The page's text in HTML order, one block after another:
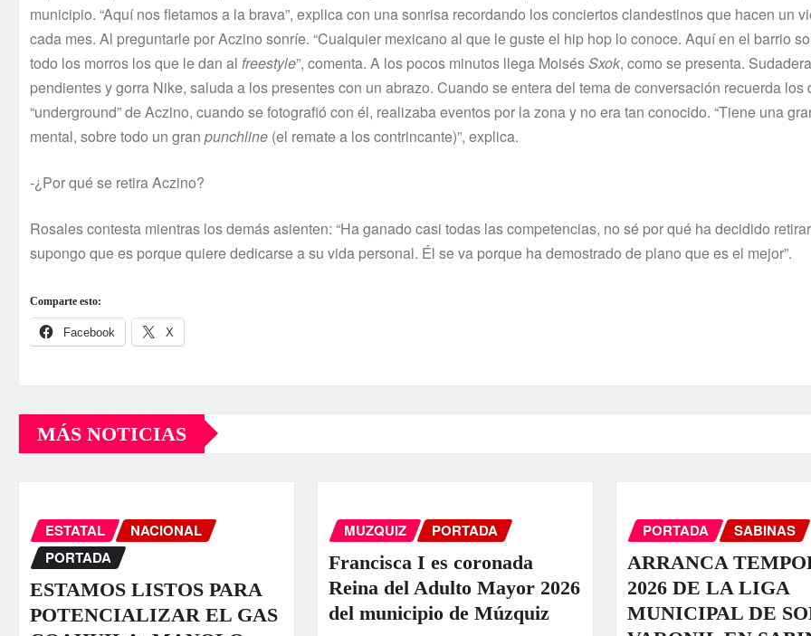
municipio. “Aquí nos fletamos a la brava”, explica con una sonrisa recordando los conciertos clandestinos que hacen un
cada mes. Al preguntarle por Aczino sonríe. “Cualquier mexicano al que le guste el hip hop lo conoce. Aquí en el barrio
todo los morros los que le dan al freestyle”, comenta. A los pocos minutos llega MoisésSxok, como se presenta.
pendientes y gorra Nike, saluda a los presentes con un abrazo. Cuando se entera del tema de conversación recuerda los
“underground” de Aczino, cuando se fotografió con él, realizaba eventos por la zona y no era tan conocido. “Tiene una
mental, sobre todo un gran punchline (el remate a los contrincante)”, explica.
-¿Por qué se retira Aczino?
Rosales contesta mientras los demás asienten: “Ha ganado casi todas las competencias, no sé por qué ha decidido
supongo que es porque quiere dedicarse a su vida personal. Él se va porque ha demostrado de plano que es el mejor”.
Comparte esto:
Facebook X
MÁS NOTICIAS
ESTATAL
NACIONAL
PORTADA
ESTAMOS LISTOS PARA
POTENCIALIZAR EL GAS
MUZQUIZ PORTADA
Francisca I es coronada
Reina del Adulto Mayor 2026
del municipio de Múzquiz
PORTADA SABINAS
ARRANCA
2026 DE LA LIGA
MUNICIPAL DE